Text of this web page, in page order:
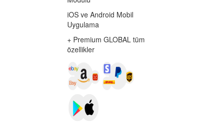
iOS ve Android Mobil
Uygulama
+ Premium GLOBAL tüm
özellikler